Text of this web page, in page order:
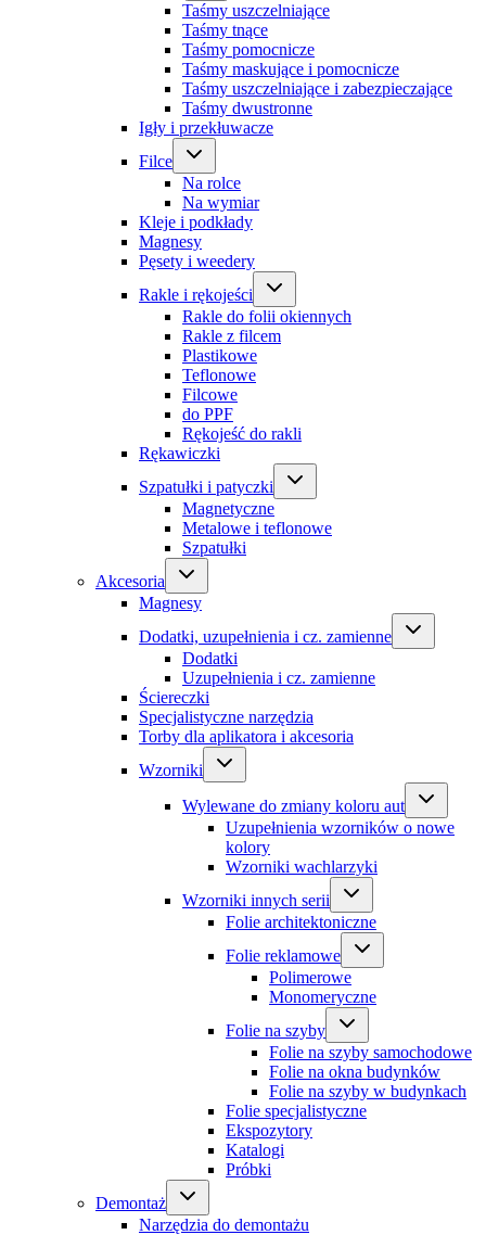
Taśmy uszczelniające
Taśmy tnące
Taśmy pomocnicze
Taśmy maskujące i pomocnicze
Taśmy uszczelniające i zabezpieczające
Taśmy dwustronne
Igły i przekłuwacze
Filce
Na rolce
Na wymiar
Kleje i podkłady
Magnesy
Pęsety i weedery
Rakle i rękojeści
Rakle do folii okiennych
Rakle z filcem
Plastikowe
Teflonowe
Filcowe
do PPF
Rękojeść do rakli
Rękawiczki
Szpatułki i patyczki
Magnetyczne
Metalowe i teflonowe
Szpatułki
Akcesoria
Magnesy
Dodatki, uzupełnienia i cz. zamienne
Dodatki
Uzupełnienia i cz. zamienne
Ściereczki
Specjalistyczne narzędzia
Torby dla aplikatora i akcesoria
Wzorniki
Wylewane do zmiany koloru aut
Uzupełnienia wzorników o nowe
kolory
Wzorniki wachlarzyki
Wzorniki innych serii
Folie architektoniczne
Folie reklamowe
Polimerowe
Monomeryczne
Folie na szyby
Folie na szyby samochodowe
Folie na okna budynków
Folie na szyby w budynkach
Folie specjalistyczne
Ekspozytory
Katalogi
Próbki
Demontaż
Narzędzia do demontażu